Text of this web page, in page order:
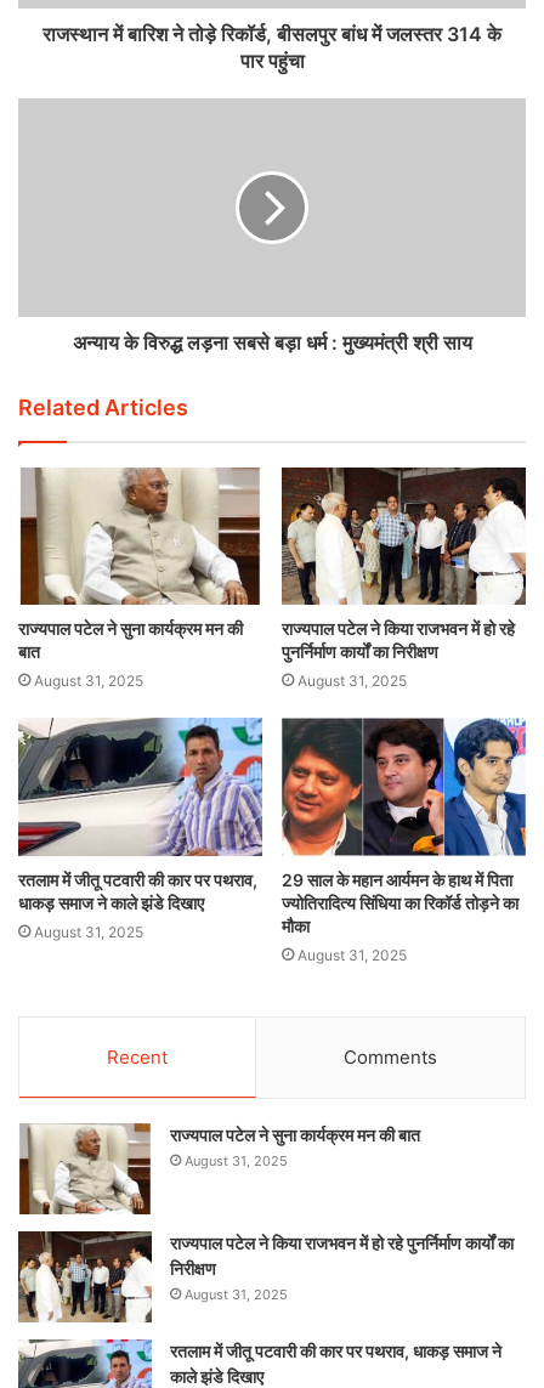
राजस्थान में बारिश ने तोड़े रिकॉर्ड, बीसलपुर बांध में जलस्तर 314 के
पार पहुंचा
अन्याय के विरुद्ध लड़ना सबसे बड़ा धर्म : मुख्यमंत्री श्री साय
Related Articles
राज्यपाल पटेल ने सुना कार्यक्रम मन की
बात
August 31, 2025
राज्यपाल पटेल ने किया राजभवन में हो रहे
पुनर्निर्माण कार्यों का निरीक्षण
August 31, 2025
रतलाम में जीतू पटवारी की कार पर पथराव,
धाकड़ समाज ने काले झंडे दिखाए
August 31, 2025
29 साल के महान आर्यमन के हाथ में पिता
ज्योतिरादित्य सिंधिया का रिकॉर्ड तोड़ने का
मौका
August 31, 2025
Recent Comments
राज्यपाल पटेल ने सुना कार्यक्रम मन की बात
August 31, 2025
राज्यपाल पटेल ने किया राजभवन में हो रहे पुनर्निर्माण कार्यों का
निरीक्षण
August 31, 2025
रतलाम में जीतू पटवारी की कार पर पथराव, धाकड़ समाज ने
काले झंडे दिखाए